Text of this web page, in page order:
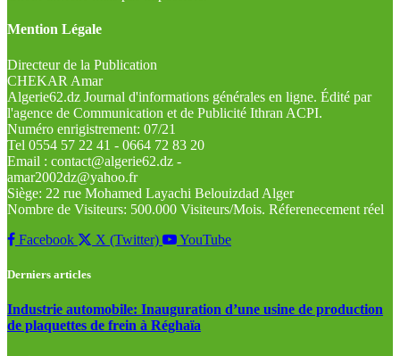
Mention Légale
Directeur de la Publication
CHEKAR Amar
Algerie62.dz Journal d'informations générales en ligne. Édité par
l'agence de Communication et de Publicité Ithran ACPI.
Numéro enrigistrement: 07/21
Tel 0554 57 22 41 - 0664 72 83 20
Email : contact@algerie62.dz -
amar2002dz@yahoo.fr
Siège: 22 rue Mohamed Layachi Belouizdad Alger
Nombre de Visiteurs: 500.000 Visiteurs/Mois. Réferenecement réel
Facebook
X (Twitter) YouTube
Derniers articles
Industrie automobile: Inauguration d’une usine de production
de plaquettes de frein à Réghaïa